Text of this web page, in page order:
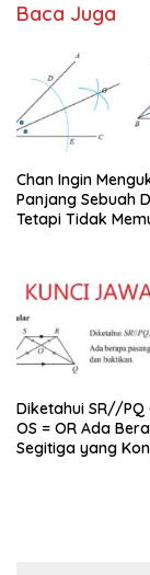
Baca Juga
Chan Ingin
Panjang Sebuah
Tetapi Tidak
Diketahui SR//PQ
OS = OR Ada
Segitiga yang